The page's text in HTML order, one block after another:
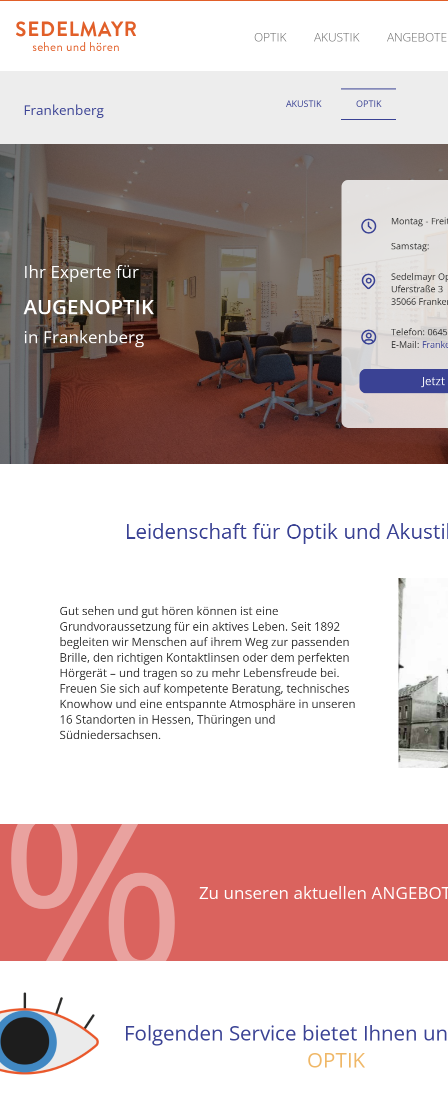
OPTIK AKUSTIK ANGEBOTE
Frankenberg AKUSTIK OPTIK
Ihr Experte für
AUGENOPTIK
in Frankenberg
Montag -
Samstag:
Sedelmayr
Uferstraße 3
35066
Telefon:
E-Mail:
Leidenschaft für Optik und
Gut sehen und gut hören können ist eine
Grundvoraussetzung für ein aktives Leben. Seit 1892
begleiten wir Menschen auf ihrem Weg zur passenden
Brille, den richtigen Kontaktlinsen oder dem perfekten
Hörgerät – und tragen so zu mehr Lebensfreude bei.
Freuen Sie sich auf kompetente Beratung, technisches
Knowhow und eine entspannte Atmosphäre in unseren
16 Standorten in Hessen, Thüringen und
Südniedersachsen.
Zu unseren aktuellen
Folgenden Service bietet Ihnen
OPTIK